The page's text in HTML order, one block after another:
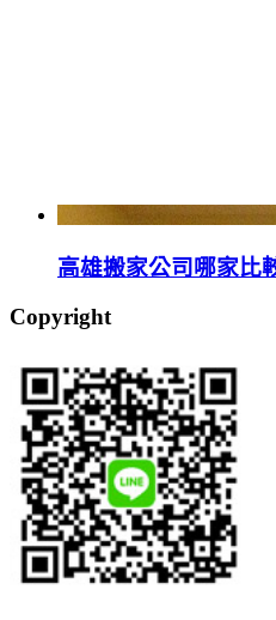
高雄搬家公司哪家比
Copyright